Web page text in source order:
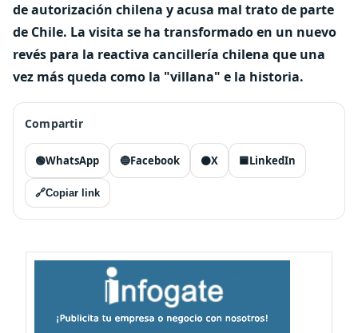
de autorización chilena y acusa mal trato de parte
de Chile. La visita se ha transformado en un nuevo
revés para la reactiva cancillería chilena que una
vez más queda como la "villana" e la historia.
Compartir
🟢WhatsApp 🔵Facebook ⚫X 🟦LinkedIn
🔗Copiar link